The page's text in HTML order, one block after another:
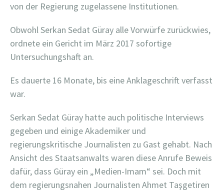
von der Regierung zugelassene Institutionen.
Obwohl Serkan Sedat Güray alle Vorwürfe zurückwies,
ordnete ein Gericht im März 2017 sofortige
Untersuchungshaft an.
Es dauerte 16 Monate, bis eine Anklageschrift verfasst
war.
Serkan Sedat Güray hatte auch politische Interviews
gegeben und einige Akademiker und
regierungskritische Journalisten zu Gast gehabt. Nach
Ansicht des Staatsanwalts waren diese Anrufe Beweis
dafür, dass Güray ein „Medien-Imam“ sei. Doch mit
dem regierungsnahen Journalisten Ahmet Taşgetiren